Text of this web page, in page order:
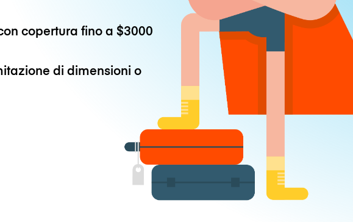
copertura fino a$3000
di dimensioni o